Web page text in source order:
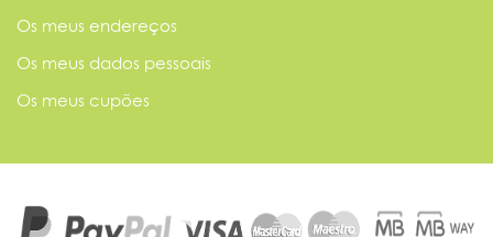
Os meus endereços
Os meus dados pessoais
Os meus cupões